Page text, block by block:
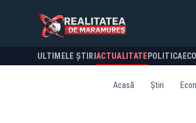
ULTIMELE ȘTIRI ACTUALITATE POLITICA
Acasă Știri